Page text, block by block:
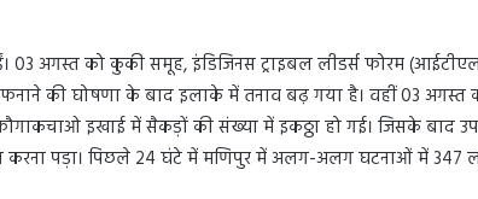
अगस्त को कुकी समूह, इंडिजिनस ट्राइबल लीडर्स फोरम
की घोषणा के बाद इलाके में तनाव बढ़ गया है। वहीं 03 अगस्त
इखाई में सैकड़ों की संख्या में इकठ्ठा हो गई। जिसके बाद
पड़ा। पिछले 24 घंटे में मणिपुर में अलग-अलग घटनाओं में 347